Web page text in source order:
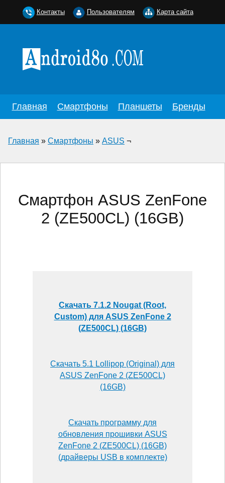
Главная Смартфоны Планшеты Бренды
Главная » Смартфоны » ASUS ¬
Смартфон ASUS ZenFone
2 (ZE500CL) (16GB)
Скачать 7.1.2 Nougat (Root,
Custom) для ASUS ZenFone 2
(ZE500CL) (16GB)
Скачать 5.1 Lollipop (Original) для
ASUS ZenFone 2 (ZE500CL)
(16GB)
Скачать программу для
обновления прошивки ASUS
ZenFone 2 (ZE500CL) (16GB)
(драйверы USB в комплекте)
Контакты Пользователям Карта сайта